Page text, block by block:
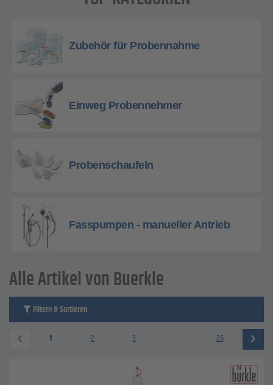
Zubehör für Probennahme
Einweg Probennehmer
Probenschaufeln
Fasspumpen - manueller Antrieb
Alle Artikel von Buerkle
Filtern & Sortieren
1 2 3 26